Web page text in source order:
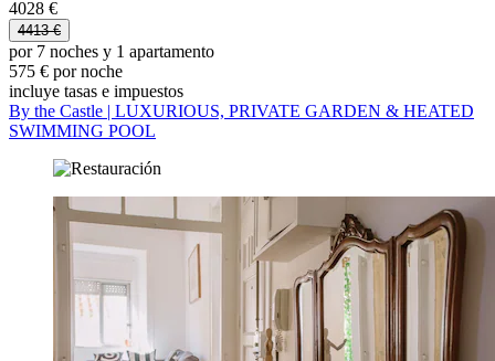
4028 €
4413 €
por 7 noches y 1 apartamento
575 € por noche
incluye tasas e impuestos
By the Castle | LUXURIOUS, PRIVATE GARDEN & HEATED
SWIMMING POOL